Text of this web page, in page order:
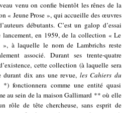
venu on confie bientôt les rênes de la
« Jeune Prose », qui accueille des œuvres
débutants. C’est un galop d’essai
lancement, en 1959, de la collection « Le
», à laquelle le nom de Lambrichs reste
associé. Durant ses trente-quatre
cette collection (à laquelle sera
durant dix ans une revue, les Cahiers du
*) fonctionnera comme une entité quasi
au sein de la maison Gallimard ** où elle
rôle de tête chercheuse, sans esprit de